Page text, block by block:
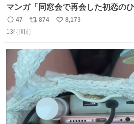
マンガ「同窓会で再会した初恋のひ
返
信
47
リ
ポ
ト
数
874
い
8,173
13時間前